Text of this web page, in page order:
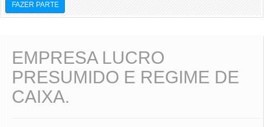
FAZER PARTE
EMPRESA LUCRO
PRESUMIDO E REGIME DE
CAIXA.